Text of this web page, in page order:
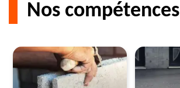
Nos compétences